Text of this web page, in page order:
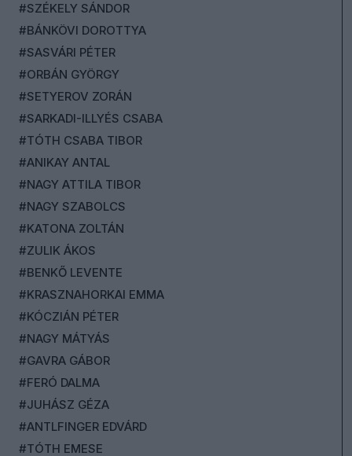
#SZÉKELY SÁNDOR
#BÁNKÖVI DOROTTYA
#SASVÁRI PÉTER
#ORBÁN GYÖRGY
#SETYEROV ZORÁN
#SARKADI-ILLYÉS CSABA
#TÓTH CSABA TIBOR
#ANIKAY ANTAL
#NAGY ATTILA TIBOR
#NAGY SZABOLCS
#KATONA ZOLTÁN
#ZULIK ÁKOS
#BENKŐ LEVENTE
#KRASZNAHORKAI EMMA
#KÓCZIÁN PÉTER
#NAGY MÁTYÁS
#GAVRA GÁBOR
#FERÓ DALMA
#JUHÁSZ GÉZA
#ANTLFINGER EDVÁRD
#TÓTH EMESE